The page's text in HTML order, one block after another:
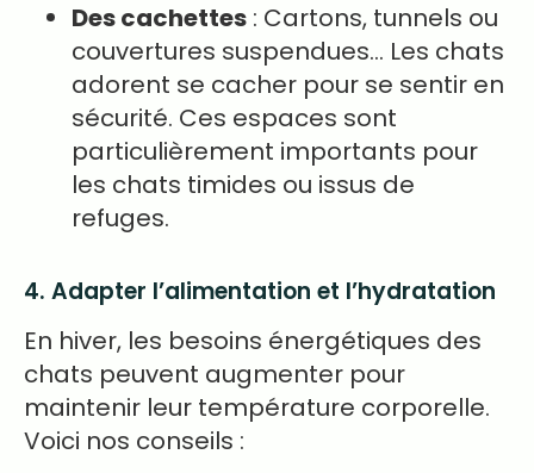
Des cachettes : Cartons, tunnels ou
couvertures suspendues… Les chats
adorent se cacher pour se sentir en
sécurité. Ces espaces sont
particulièrement importants pour
les chats timides ou issus de
refuges.
4. Adapter l’alimentation et l’hydratation
En hiver, les besoins énergétiques des
chats peuvent augmenter pour
maintenir leur température corporelle.
Voici nos conseils :